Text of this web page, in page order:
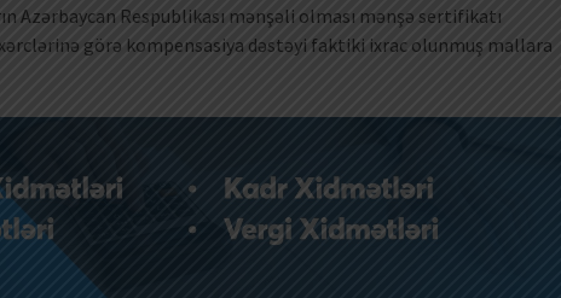
Azərbaycan Respublikası mənşəli olması mənşə sertifikatı
görə kompensasiya dəstəyi faktiki ixrac olunmuş mallara